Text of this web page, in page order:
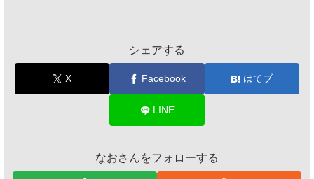
シェアする
X Facebook はてブ
LINE
なおさんをフォローする